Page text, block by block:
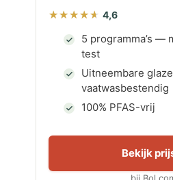
4,6
5 programma’s —
test
Uitneembare
vaatwasbestendig
100% PFAS-vrij
Bekijk